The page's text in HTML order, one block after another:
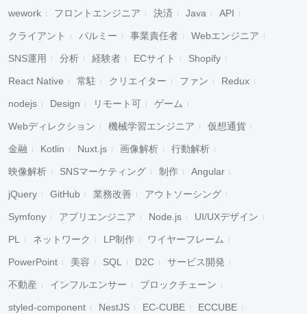
wework フロントエンジニア 決済 Java API
クライアント パルミー 事業責任者 Webエンジニア
SNS運用 分析 経験者 ECサイト Shopify
React Native 常駐 クリエイター ファン Redux
nodejs Design リモート可 ゲーム
Webディレクション 機械学習エンジニア 仮想通貨
金融 Kotlin Nuxt.js 画像解析 行動解析
映像解析 SNSマーケティング 制作 Angular
jQuery GitHub 業務改善 アウトソーシング
Symfony アプリエンジニア Node.js UI/UXデザイン
PL ネットワーク LP制作 ワイヤーフレーム
PowerPoint 美容 SQL D2C サービス開発
不動産 インフルエンサー ブロックチェーン
styled-component NestJS EC-CUBE ECCUBE